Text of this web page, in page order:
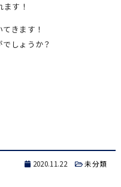
す！
きます！
しょうか？
2020.11.22 未分類